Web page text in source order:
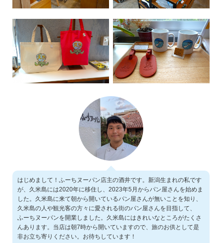
はじめまして！ふーちヌーパン店主の酒井です。新潟生まれの私です
が、久米島には2020年に移住し、2023年5月からパン屋さんを始めま
した。久米島に来て朝から開いているパン屋さんが無いことを知り、
久米島の人や観光客の方々に愛される街のパン屋さんを目指して、
ふーちヌーパンを開業しました。久米島にはきれいなところがたくさ
んあります。当店は朝7時から開いていますので、旅のお供として是
非お立ち寄りください。お待ちしています！